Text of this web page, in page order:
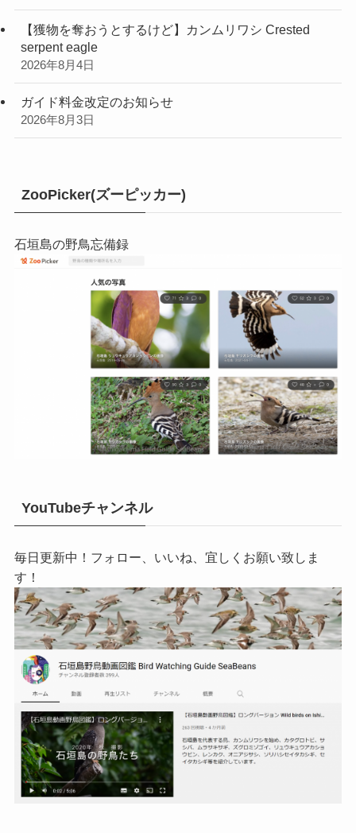
【獲物を奪おうとするけど】カンムリワシ Crested
serpent eagle
2026年8月4日
ガイド料金改定のお知らせ
2026年8月3日
ZooPicker(ズーピッカー)
石垣島の野鳥忘備録
YouTubeチャンネル
毎日更新中！フォロー、いいね、宜しくお願い致しま
す！